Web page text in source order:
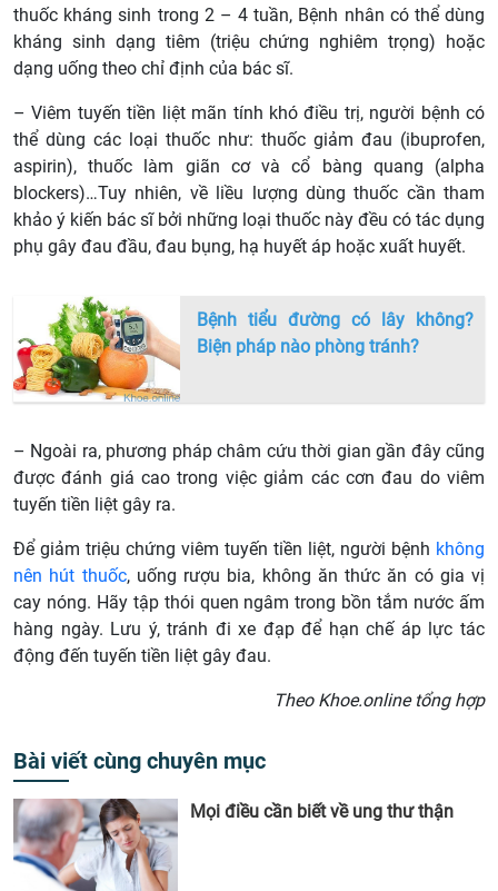
thuốc kháng sinh trong 2 – 4 tuần, Bệnh nhân có thể dùng
kháng sinh dạng tiêm (triệu chứng nghiêm trọng) hoặc
dạng uống theo chỉ định của bác sĩ.
– Viêm tuyến tiền liệt mãn tính khó điều trị, người bệnh có
thể dùng các loại thuốc như: thuốc giảm đau (ibuprofen,
aspirin), thuốc làm giãn cơ và cổ bàng quang (alpha
blockers)…Tuy nhiên, về liều lượng dùng thuốc cần tham
khảo ý kiến bác sĩ bởi những loại thuốc này đều có tác dụng
phụ gây đau đầu, đau bụng, hạ huyết áp hoặc xuất huyết.
Bệnh tiểu đường có lây không?
Biện pháp nào phòng tránh?
– Ngoài ra, phương pháp châm cứu thời gian gần đây cũng
được đánh giá cao trong việc giảm các cơn đau do viêm
tuyến tiền liệt gây ra.
Để giảm triệu chứng viêm tuyến tiền liệt, người bệnh không
nên hút thuốc, uống rượu bia, không ăn thức ăn có gia vị
cay nóng. Hãy tập thói quen ngâm trong bồn tắm nước ấm
hàng ngày. Lưu ý, tránh đi xe đạp để hạn chế áp lực tác
động đến tuyến tiền liệt gây đau.
Theo Khoe.online tổng hợp
Bài viết cùng chuyên mục
Mọi điều cần biết về ung thư thận